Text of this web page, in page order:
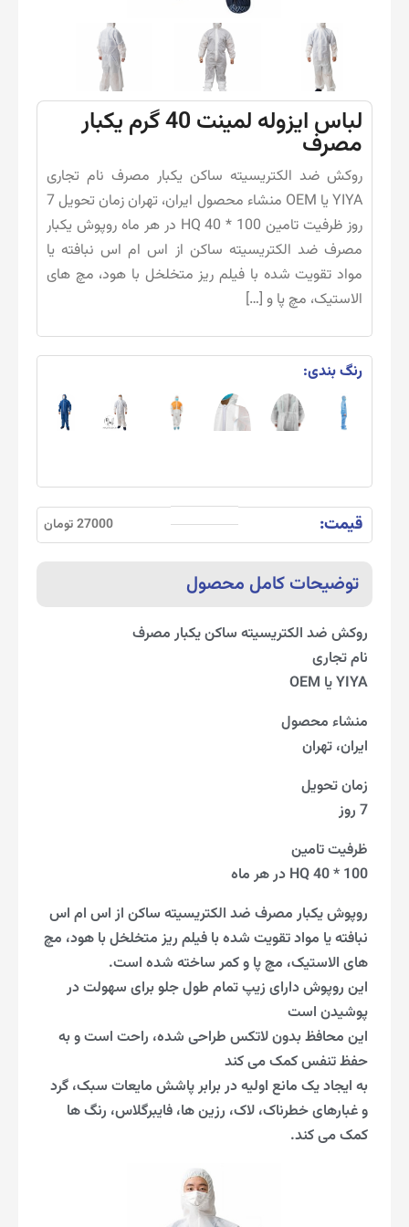
لباس ایزوله لمینت 40 گرم یکبار
مصرف
روکش ضد الکتریسیته ساکن یکبار مصرف نام تجاری
YIYA یا OEM منشاء محصول ایران، تهران زمان تحویل 7
روز ظرفیت تامین 100 * 40 HQ در هر ماه روپوش یکبار
مصرف ضد الکتریسیته ساکن از اس ام اس نبافته یا
مواد تقویت شده با فیلم ریز متخلخل با هود، مچ های
الاستیک، مچ پا و […]
رنگ بندی:
قیمت: 27000 تومان
توضیحات کامل محصول
روکش ضد الکتریسیته ساکن یکبار مصرف
نام تجاری
YIYA یا OEM
منشاء محصول
ایران، تهران
زمان تحویل
7 روز
ظرفیت تامین
100 * 40 HQ در هر ماه
روپوش یکبار مصرف ضد الکتریسیته ساکن از اس ام اس
نبافته یا مواد تقویت شده با فیلم ریز متخلخل با هود، مچ
های الاستیک، مچ پا و کمر ساخته شده است.
این روپوش دارای زیپ تمام طول جلو برای سهولت در
پوشیدن است
این محافظ بدون لاتکس طراحی شده، راحت است و به
حفظ تنفس کمک می کند
به ایجاد یک مانع اولیه در برابر پاشش مایعات سبک، گرد
و غبارهای خطرناک، لاک، رزین ها، فایبرگلاس، رنگ ها
کمک می کند.